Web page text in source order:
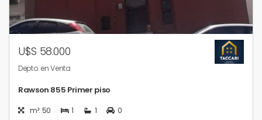
U$S 58.000
Depto. en Venta
Rawson 855 Primer piso
m²: 50 1 1 0